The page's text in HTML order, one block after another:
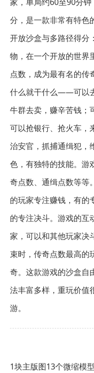
分，是一款非常有特色
开放沙盒与多路径得分
物，在一个开放的世界
点数，成为最有名的传
什么就干什么——可以
牛群去卖，赚辛苦钱；
可以抢银行、抢火车，
治安官，抓捕通缉犯，
色，有独特的技能。游
奇点数、通缉点数等
的玩家专注赚钱，有的
的专注决斗。游戏的
家，可以和其他玩家决
束时，传奇点数最高的
奇。这款游戏的沙盒自
法丰富多样，重玩价值
游。
1块主版图13个微缩模型